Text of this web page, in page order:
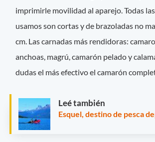
imprimirle movilidad al aparejo. Todas
usamos son cortas y de brazoladas no
cm. Las carnadas más rendidoras:
anchoas, magrú, camarón pelado y
dudas el más efectivo el camarón
Leé también
Esquel, destino de pesca